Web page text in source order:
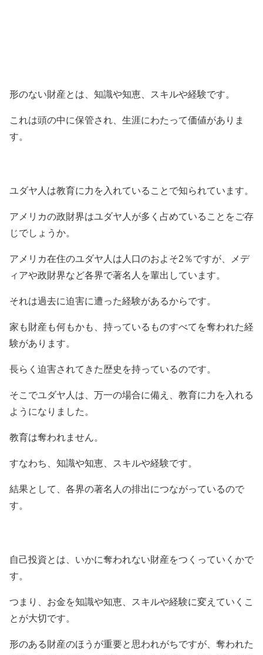
形のない財産とは、知識や知恵、スキルや経験です。
これは頭の中に保管され、生涯にわたって価値がありま
す。
ユダヤ人は教育に力を入れていることで知られています。
アメリカの政財界はユダヤ人が多く占めていることをご存
じでしょうか。
アメリカ在住のユダヤ人は人口のおよそ2％ですが、メデ
ィアや政財界など各界で著名人を輩出しています。
それは過去に迫害に遭った経験があるからです。
家も財産も何もかも、持っているものすべてを奪われた経
験があります。
長らく迫害されてきた歴史を持っているのです。
そこでユダヤ人は、万一の場合に備え、教育に力を入れる
ようになりました。
教育は奪われません。
すなわち、知識や知恵、スキルや経験です。
結果として、各界の著名人の排出につながっているので
す。
自己投資とは、いかに奪われない財産をつくっていくかで
す。
つまり、お金を知識や知恵、スキルや経験に変えていくこ
とが大切です。
形のある財産のほうが重要と思われがちですが、奪われた